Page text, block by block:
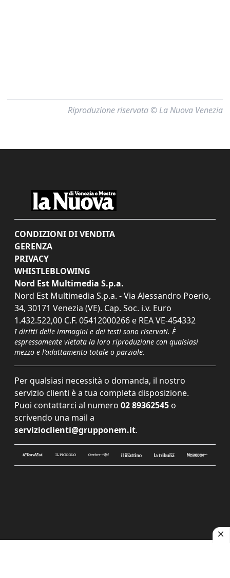
Riproduzione riservata © La Nuova Venezia
CONDIZIONI DI VENDITA
GERENZA
PRIVACY
WHISTLEBLOWING
Nord Est Multimedia S.p.a.
Nord Est Multimedia S.p.a. - Via Alessandro Poerio,
34, 30171 Venezia (VE). Cap. Soc. i.v. Euro
1.432.522,00 C.F. 05412000266 e REA VE-454332
I diritti delle immagini e dei testi sono riservati. È
espressamente vietata la loro riproduzione con qualsiasi
mezzo e l'adattamento totale o parziale.
Per qualsiasi necessità o domanda, il nostro
servizio clienti è a tua completa disposizione.
Puoi contattarci al numero 02 89362545 o
scrivendo una mail a
servizioclienti@grupponem.it.